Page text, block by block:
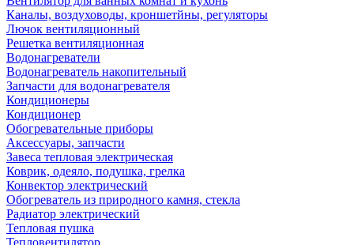
Каналы, воздуховоды, кроншетйны, регуляторы
Лючок вентиляционный
Решетка вентиляционная
Водонагреватели
Водонагреватель накопительный
Запчасти для водонагревателя
Кондиционеры
Кондиционер
Обогревательные приборы
Аксессуары, запчасти
Завеса тепловая электрическая
Коврик, одеяло, подушка, грелка
Конвектор электрический
Обогреватель из природного камня, стекла
Радиатор электрический
Тепловая пушка
Тепловентилятор